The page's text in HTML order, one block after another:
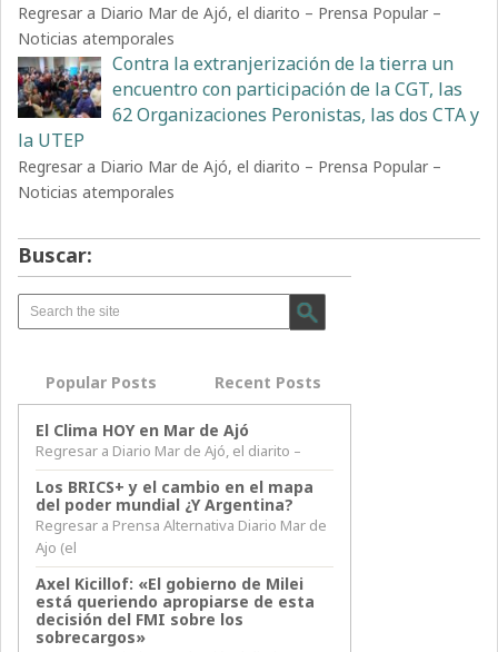
Regresar a Diario Mar de Ajó, el diarito – Prensa Popular –
Noticias atemporales
Contra la extranjerización de la tierra un
encuentro con participación de la CGT, las
62 Organizaciones Peronistas, las dos CTA y
la UTEP
Regresar a Diario Mar de Ajó, el diarito – Prensa Popular –
Noticias atemporales
Buscar:
Popular Posts Recent Posts
El Clima HOY en Mar de Ajó
Regresar a Diario Mar de Ajó, el diarito –
Los BRICS+ y el cambio en el mapa
del poder mundial ¿Y Argentina?
Regresar a Prensa Alternativa Diario Mar de
Ajo (el
Axel Kicillof: «El gobierno de Milei
está queriendo apropiarse de esta
decisión del FMI sobre los
sobrecargos»